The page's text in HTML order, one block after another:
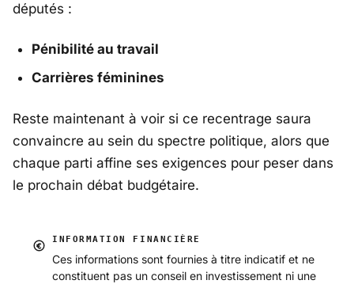
députés :
Pénibilité au travail
Carrières féminines
Reste maintenant à voir si ce recentrage saura
convaincre au sein du spectre politique, alors que
chaque parti affine ses exigences pour peser dans
le prochain débat budgétaire.
INFORMATION FINANCIÈRE
Ces informations sont fournies à titre indicatif et ne
constituent pas un conseil en investissement ni une